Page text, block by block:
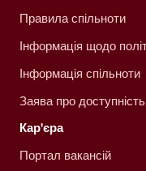
Правила спільноти
Інформація щодо
Інформація спільноти
Заява про доступність
Кар'єра
Портал вакансій